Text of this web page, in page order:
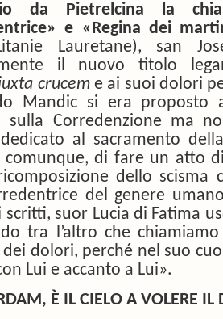
da Pietrelcina la
e «Regina dei
Lauretane), san
il nuovo titolo
cruceme ai suoi dolori
Mandic si era proposto
sulla Corredenzione ma
al sacramento
comunque, di fare un atto
dello scisma
del genere
scritti, suor Lucia di Fatima
tra l’altro che
dei dolori, perché nel suo
Lui e accanto a Lui».
È IL CIELO A VOLERE IL